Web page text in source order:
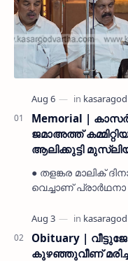
Memorial |
ജമാഅത്ത്
ആലിക്കുട്ടി
● തളങ്കര മാലിക്
വെച്ചാണ്
നൽകി കാസ…
Obituary |
കുഴഞ്ഞുവീണ്